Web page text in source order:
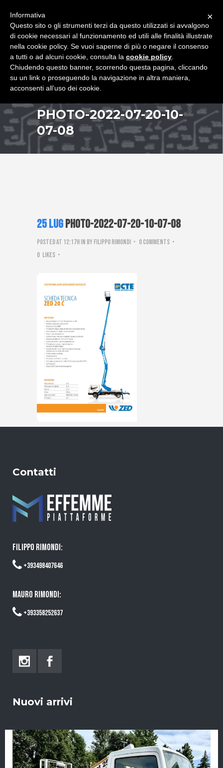
PHOTO-2022-07-20-10-
07-08
25 LugPHOTO-2022-07-20-10-07-08
Posted at 12:17hin by Filippo Rimondi
0 Comments
0 Likes
Contatti
FILIPPO RIMONDI:
+393498407646
MAURO RIMONDI:
+393358252637
Nuovi arrivi
×
Informativa
Questo sito o gli strumenti terzi da questo utilizzati si avvalgono
di cookie necessari al funzionamento ed utili alle finalità illustrate
nella cookie policy. Se vuoi saperne di più o negare il consenso
a tutti o ad alcuni cookie, consulta la cookie policy
Chiudendo questo banner, scorrendo questa pagina, cliccando
su un link o proseguendo la navigazione in altra maniera,
acconsenti all’uso dei cookie.